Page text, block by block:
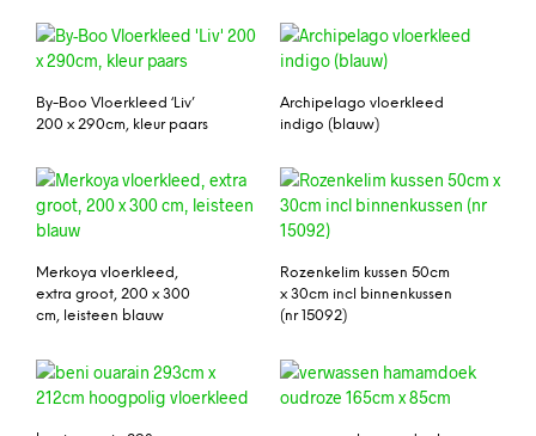
By-Boo Vloerkleed ‘Liv’
200 x 290cm, kleur paars
Archipelago vloerkleed
indigo (blauw)
Merkoya vloerkleed,
extra groot, 200 x 300
cm, leisteen blauw
Rozenkelim kussen 50cm
x 30cm incl binnenkussen
(nr 15092)